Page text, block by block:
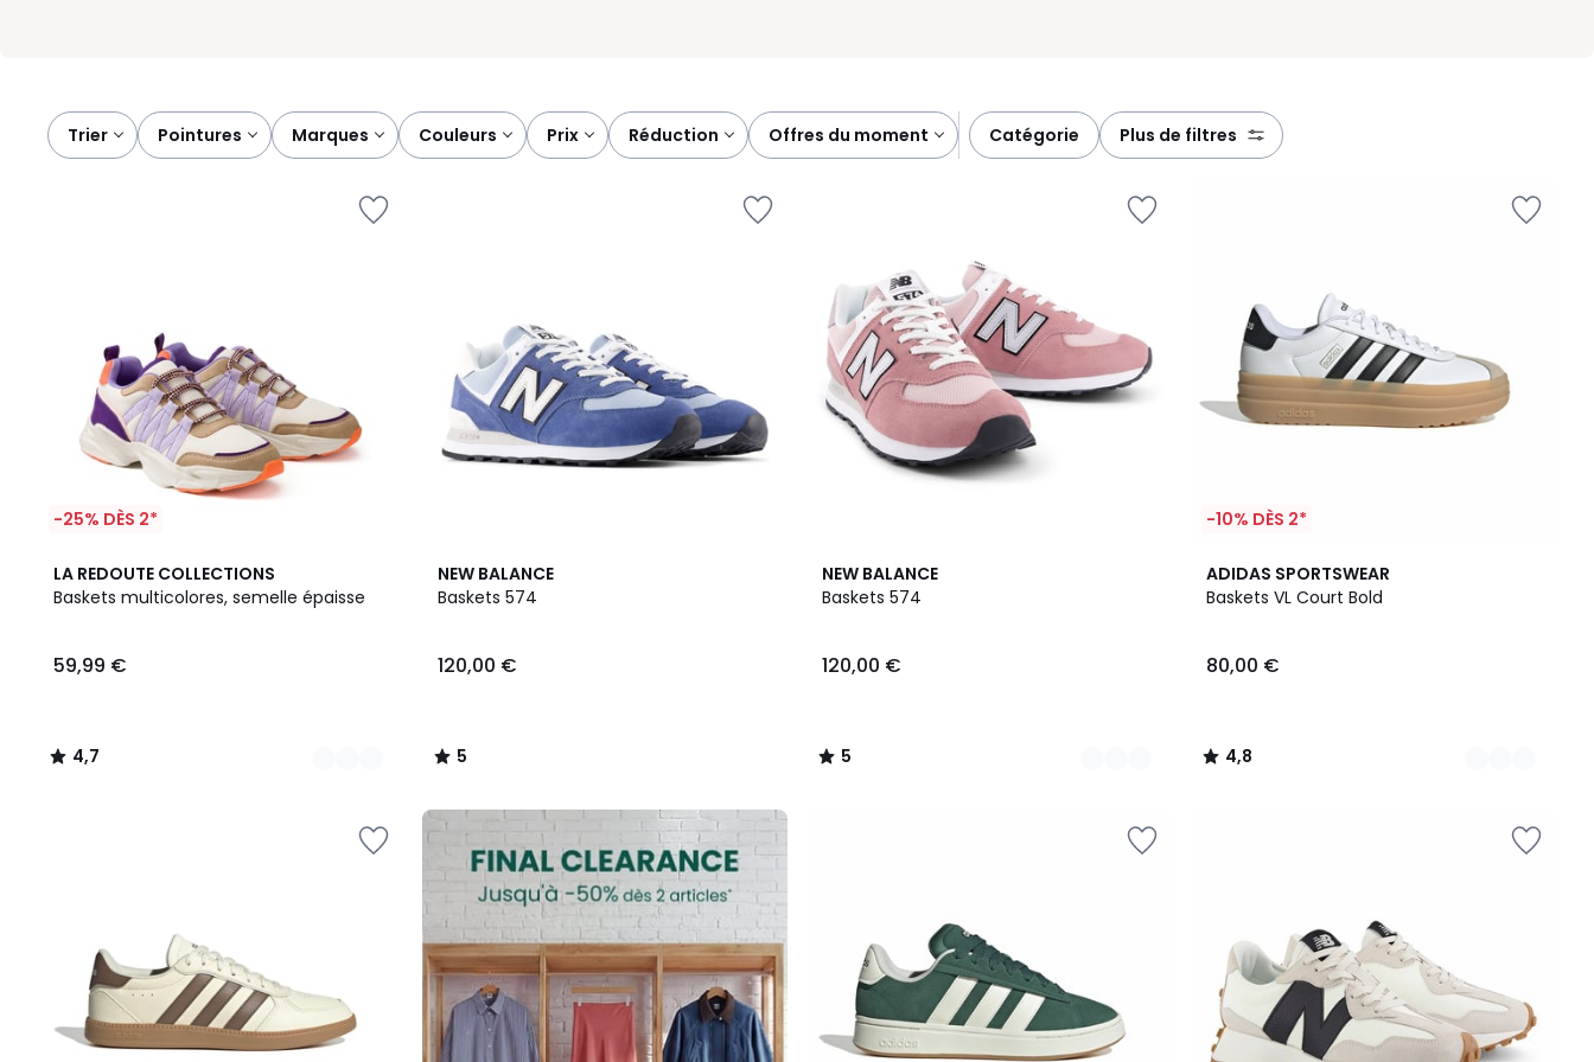
Trier pointures marques couleurs prix réduction offres du moment catégorie plus de filtres
-25% DÈS 2*
LA REDOUTE COLLECTIONS
Baskets multicolores, semelle épaisse
€.
59,99 €
4,7
/ 5
2
Couleurs
4,7
/
NEW BALANCE
Baskets 574
120,00 €
5
/
5
/
NEW BALANCE
Baskets 574
120,00 €
5
/
2
Couleurs
5
/
-10% DÈS 2*
ADIDAS SPORTSWEAR
Baskets VL Court Bold
80,00 €
4,8
/ 5
4
Couleurs
4,8
/
FINAL
CLEARANCE